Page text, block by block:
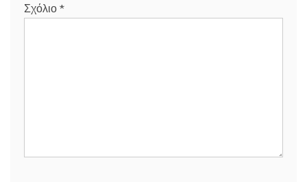
Σχόλιο *